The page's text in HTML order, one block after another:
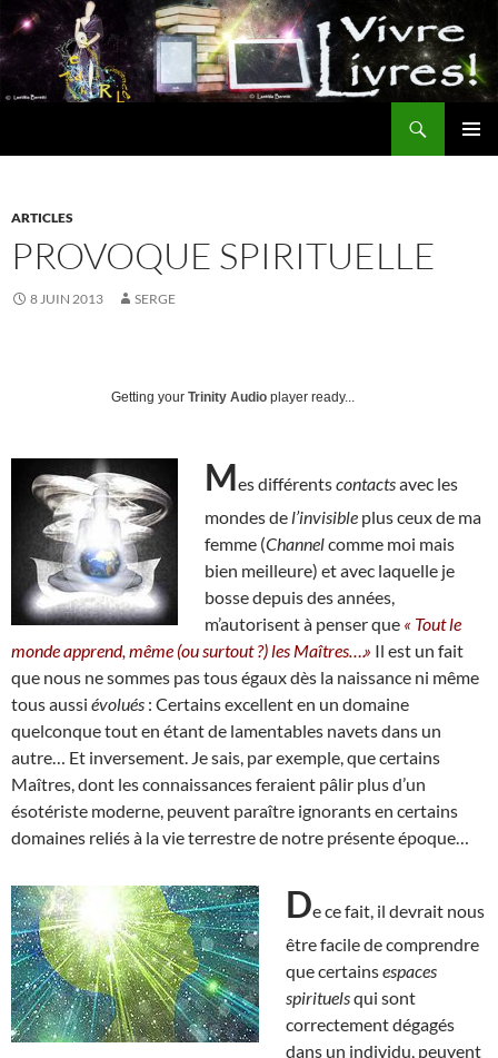
Aller
au
contenu
ARTICLES
PROVOQUE SPIRITUELLE
8 JUIN 2013 SERGE
Getting your Trinity Audio player ready...
Mes différentscontactsavec les
mondes de l’invisible plus ceux de ma
femme (Channelcomme moi mais
bien meilleure) et avec laquelle je
bosse depuis des années,
m’autorisent à penser que « Tout le
monde apprend, même (ou surtout ?) les Maîtres….» Il est un fait
que nous ne sommes pas tous égaux dès la naissance ni même
tous aussi évolués : Certains excellent en un domaine
quelconque tout en étant de lamentables navets dans un
autre… Et inversement. Je sais, par exemple, que certains
Maîtres, dont les connaissances feraient pâlir plus d’un
ésotériste moderne, peuvent paraître ignorants en certains
domaines reliés à la vie terrestre de notre présente époque…
De ce fait, il devrait nous
être facile de comprendre
que certainsespaces
spirituelsqui sont
correctement dégagés
dans un individu, peuvent